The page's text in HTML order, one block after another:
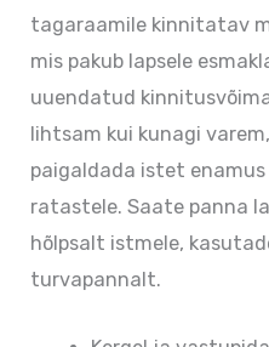
tagaraamile kinnitatav
mis pakub lapsele
uuendatud
lihtsam kui kunagi
paigaldada istet
ratastele. Saate panna
hõlpsalt istmele,
turvapannalt.